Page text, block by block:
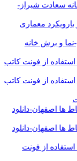
سعادت شیراز-
بارویکرد معماری
نما و برش خانه
استفاده از فونت کاتب
استفاده از فونت کاتب
ها اصفهان-دانلود
ها اصفهان-دانلود
استفاده از فونت